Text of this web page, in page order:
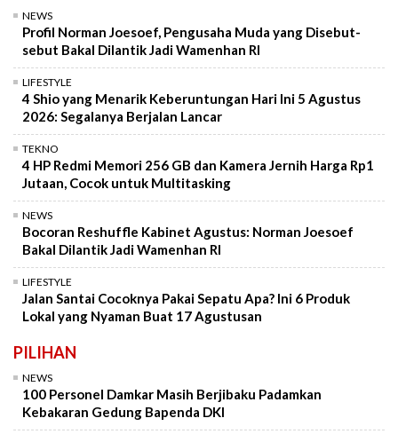
NEWS
Profil Norman Joesoef, Pengusaha Muda yang Disebut-
sebut Bakal Dilantik Jadi Wamenhan RI
LIFESTYLE
4 Shio yang Menarik Keberuntungan Hari Ini 5 Agustus
2026: Segalanya Berjalan Lancar
TEKNO
4 HP Redmi Memori 256 GB dan Kamera Jernih Harga Rp1
Jutaan, Cocok untuk Multitasking
NEWS
Bocoran Reshuffle Kabinet Agustus: Norman Joesoef
Bakal Dilantik Jadi Wamenhan RI
LIFESTYLE
Jalan Santai Cocoknya Pakai Sepatu Apa? Ini 6 Produk
Lokal yang Nyaman Buat 17 Agustusan
PILIHAN
NEWS
100 Personel Damkar Masih Berjibaku Padamkan
Kebakaran Gedung Bapenda DKI